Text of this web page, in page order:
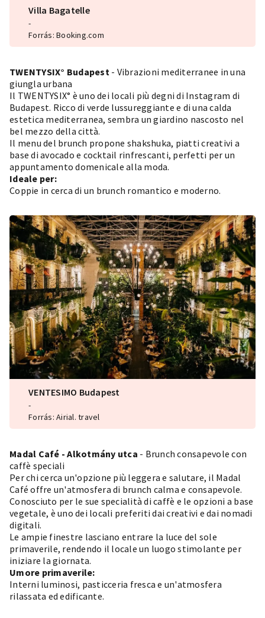
Villa Bagatelle
-
Forrás: Booking.com
TWENTYSIX° Budapest - Vibrazioni mediterranee in una
giungla urbana
Il TWENTYSIX° è uno dei locali più degni di Instagram di
Budapest. Ricco di verde lussureggiante e di una calda
estetica mediterranea, sembra un giardino nascosto nel
bel mezzo della città.
Il menu del brunch propone shakshuka, piatti creativi a
base di avocado e cocktail rinfrescanti, perfetti per un
appuntamento domenicale alla moda.
Ideale per:
Coppie in cerca di un brunch romantico e moderno.
VENTESIMO Budapest
-
Forrás: Airial. travel
Madal Café - Alkotmány utca - Brunch consapevole con
caffè speciali
Per chi cerca un'opzione più leggera e salutare, il Madal
Café offre un'atmosfera di brunch calma e consapevole.
Conosciuto per le sue specialità di caffè e le opzioni a base
vegetale, è uno dei locali preferiti dai creativi e dai nomadi
digitali.
Le ampie finestre lasciano entrare la luce del sole
primaverile, rendendo il locale un luogo stimolante per
iniziare la giornata.
Umore primaverile:
Interni luminosi, pasticceria fresca e un'atmosfera
rilassata ed edificante.